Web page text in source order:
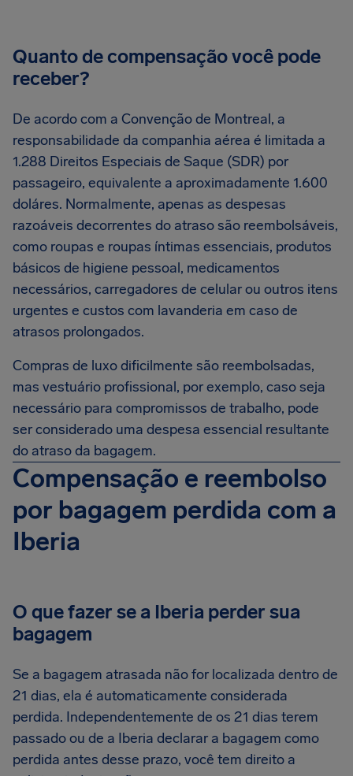
Quanto de compensação você pode
receber?
De acordo com a Convenção de Montreal, a
responsabilidade da companhia aérea é limitada a
1.288 Direitos Especiais de Saque (SDR) por
passageiro, equivalente a aproximadamente 1.600
doláres. Normalmente, apenas as despesas
razoáveis decorrentes do atraso são reembolsáveis,
como roupas e roupas íntimas essenciais, produtos
básicos de higiene pessoal, medicamentos
necessários, carregadores de celular ou outros itens
urgentes e custos com lavanderia em caso de
atrasos prolongados.
Compras de luxo dificilmente são reembolsadas,
mas vestuário profissional, por exemplo, caso seja
necessário para compromissos de trabalho, pode
ser considerado uma despesa essencial resultante
do atraso da bagagem.
Compensação e reembolso
por bagagem perdida com a
Iberia
O que fazer se a Iberia perder sua
bagagem
Se a bagagem atrasada não for localizada dentro de
21 dias, ela é automaticamente considerada
perdida. Independentemente de os 21 dias terem
passado ou de a Iberia declarar a bagagem como
perdida antes desse prazo, você tem direito a